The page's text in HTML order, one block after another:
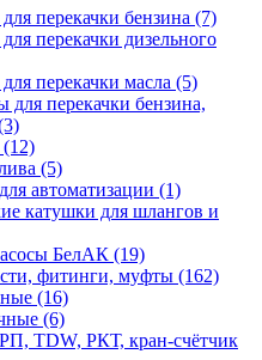
перекачки бензина (7)
перекачки дизельного
перекачки масла (5)
для перекачки бензина,
(5)
автоматизации (1)
катушки для шлангов и
БелАК (19)
фитинги, муфты (162)
(16)
(6)
TDW, РКТ, кран-счётчик